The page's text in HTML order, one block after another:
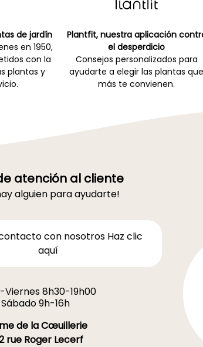
de jardín
en 1950,
con la
plantas y
Plantfit, nuestra aplicación
el desperdicio
Consejos personalizados para
ayudarte a elegir las plantas que
más te convienen.
atención al cliente
alguien para ayudarte!
con nosotros Haz clic
aquí
Viernes 8h30-19h00
Sábado 9h-16h
de la Cœuillerie
rue Roger Lecerf